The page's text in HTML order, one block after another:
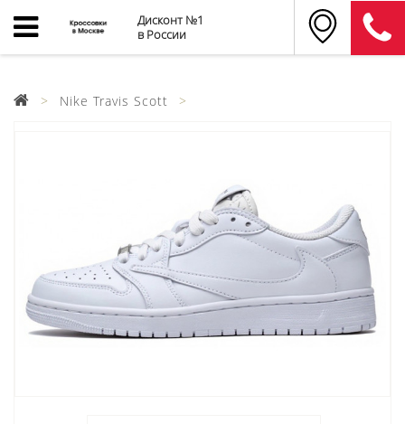
Дисконт №1
в России
Nike Travis Scott